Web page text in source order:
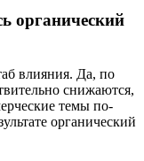
органический
влияния. Да, по
снижаются,
темы по-
органический